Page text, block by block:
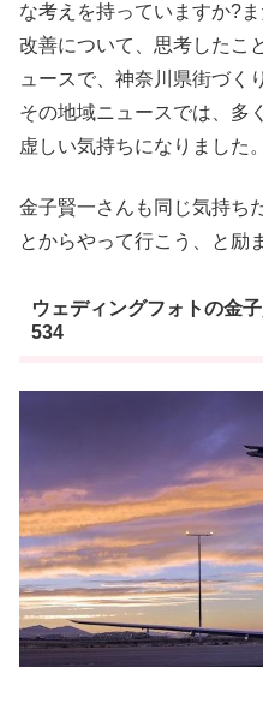
な考えを持っていますか?
改善について、思考したこ
ュースで、神奈川県街づく
その地域ニュースでは、多
虚しい気持ちになりました。
金子賢一さんも同じ気持ち
とからやって行こう、と励
ウェディングフォトの金
534